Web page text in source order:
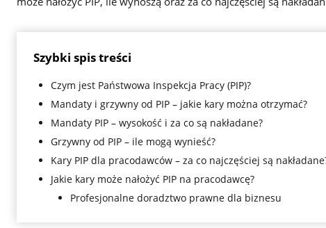
Szybki spis treści
Czym jest Państwowa Inspekcja Pracy (PIP)?
Mandaty i grzywny od PIP – jakie kary można otrzymać?
Mandaty PIP – wysokość i za co są nakładane?
Grzywny od PIP – ile mogą wynieść?
Kary PIP dla pracodawców – za co najczęściej są
Jakie kary może nałożyć PIP na pracodawcę?
Profesjonalne doradztwo prawne dla biznesu